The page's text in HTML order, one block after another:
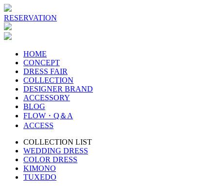
RESERVATION
HOME
CONCEPT
DRESS FAIR
COLLECTION
DESIGNER BRAND
ACCESSORY
BLOG
FLOW・Q＆A
ACCESS
COLLECTION LIST
WEDDING DRESS
COLOR DRESS
KIMONO
TUXEDO